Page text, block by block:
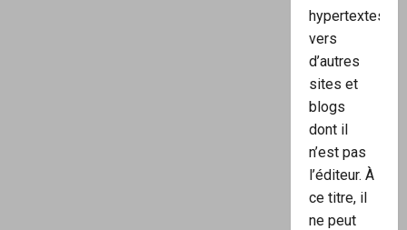
hypertextes
vers
d’autres
sites et
blogs
dont il
n’est pas
l’éditeur. À
ce titre, il
ne peut